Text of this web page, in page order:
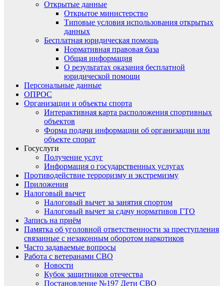
Открытые данные
Открытое министерство
Типовые условия использования открытых
данных
Бесплатная юридическая помощь
Нормативная правовая база
Общая информация
О результатах оказания бесплатной
юридической помощи
Персональные данные
ОПРОС
Организации и объекты спорта
Интерактивная карта расположения спортивных
объектов
Форма подачи информации об организации или
объекте спорат
Госуслуги
Получение услуг
Информация о государственных услугах
Противодействие терроризму и экстремизму
Приложения
Налоговый вычет
Налоговый вычет за занятия спортом
Налоговый вычет за сдачу нормативов ГТО
Запись на приём
Памятка об уголовной ответственности за преступления
связанные с незаконным оборотом наркотиков
Часто задаваемые вопросы
Работа с ветеранами СВО
Новости
Кубок защитников отечества
Постановление №197 Дети СВО